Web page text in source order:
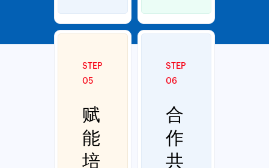
STEP
05
赋
能
培
STEP
06
合
作
共